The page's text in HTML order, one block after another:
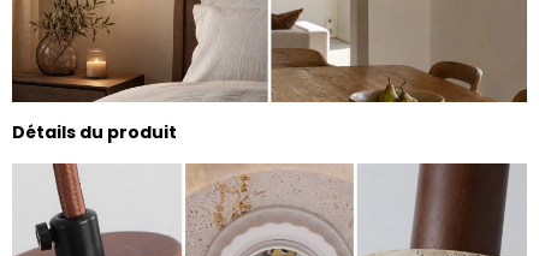
Détails du produit